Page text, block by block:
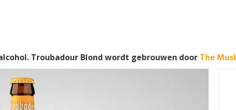
Troubadour Blond wordt gebrouwen door The